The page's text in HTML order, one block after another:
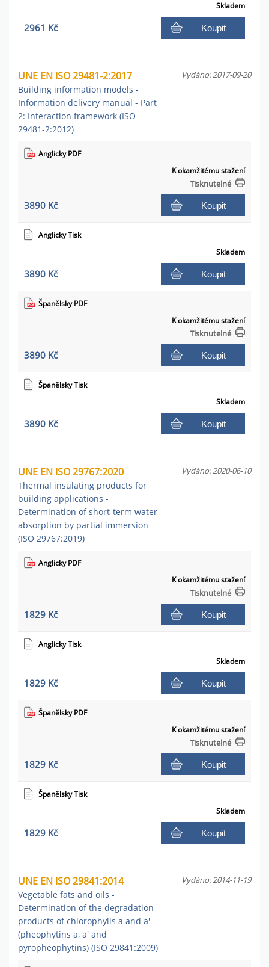
Skladem
2961 Kč Koupit
UNE EN ISO 29481-2:2017
Building information models -
Information delivery manual - Part
2: Interaction framework (ISO
29481-2:2012)
Vydáno: 2017-09-20
Anglicky PDF
K okamžitému stažení
Tisknutelné
3890 Kč Koupit
Anglicky Tisk
Skladem
3890 Kč Koupit
Španělsky PDF
K okamžitému stažení
Tisknutelné
3890 Kč Koupit
Španělsky Tisk
Skladem
3890 Kč Koupit
UNE EN ISO 29767:2020
Thermal insulating products for
building applications -
Determination of short-term water
absorption by partial immersion
(ISO 29767:2019)
Vydáno: 2020-06-10
Anglicky PDF
K okamžitému stažení
Tisknutelné
1829 Kč Koupit
Anglicky Tisk
Skladem
1829 Kč Koupit
Španělsky PDF
K okamžitému stažení
Tisknutelné
1829 Kč Koupit
Španělsky Tisk
Skladem
1829 Kč Koupit
UNE EN ISO 29841:2014
Vegetable fats and oils -
Determination of the degradation
products of chlorophylls a and a'
(pheophytins a, a' and
pyropheophytins) (ISO 29841:2009)
Vydáno: 2014-11-19